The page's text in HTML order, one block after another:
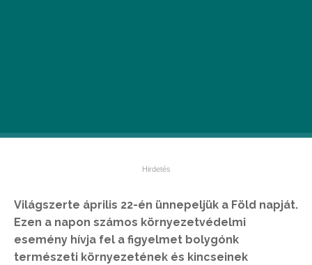
Világszerte április 22-én ünnepeljük a Föld napját.
Ezen a napon számos környezetvédelmi
esemény hívja fel a figyelmet bolygónk
természeti környezetének és kincseinek